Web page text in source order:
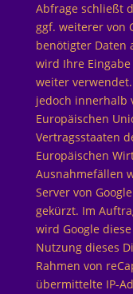
Abfrage schließt
ggf. weiterer von
benötigter Daten
wird Ihre
weiter
jedoch innerhalb
Europäischen
Vertragsstaaten
Europäischen
Ausnahmefällen
Server von
gekürzt. Im
wird Google
Nutzung dieses
Rahmen von
übermittelte IP-